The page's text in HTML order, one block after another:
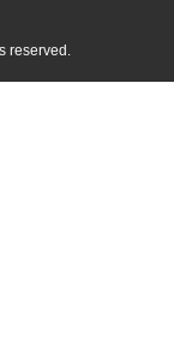
reserved.